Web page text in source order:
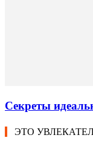
Секреты
ЭТО